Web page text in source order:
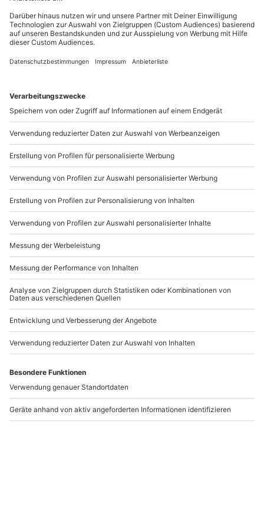
Du möchtest als Firma bestellen?
Sichere Dir attraktive Firmenkunden Vorteile.
+49 89 / 21 12 90 20
b2b@mydays.de
www.b2b.mydays.de/
Andere Produkte entdecken
Rotwein Tasting im
Schloss Raesfeld
Raesfeld
1 Person
69,90 CHF
Maschinenvorführung
Perg
104,90 CHF